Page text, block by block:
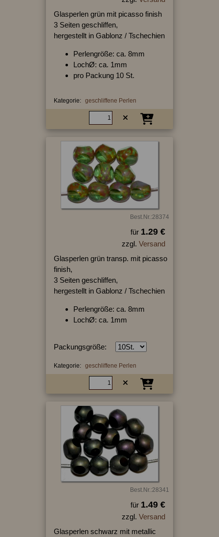
Glasperlen grün mit picasso finish
3 Seiten geschliffen,
hergestellt in Gablonz / Tschechien
Perlengröße: ca. 8mm
LochØ: ca. 1mm
pro Packung 10 St.
Kategorie: geschliffene Perlen
Best.Nr.:28374
für 1.29 €
zzgl. Versand
Glasperlen grün transp. mit picasso
finish,
3 Seiten geschliffen,
hergestellt in Gablonz / Tschechien
Perlengröße: ca. 8mm
LochØ: ca. 1mm
Packungsgröße:
Kategorie: geschliffene Perlen
Best.Nr.:28341
für 1.49 €
zzgl. Versand
Glasperlen schwarz mit metallic